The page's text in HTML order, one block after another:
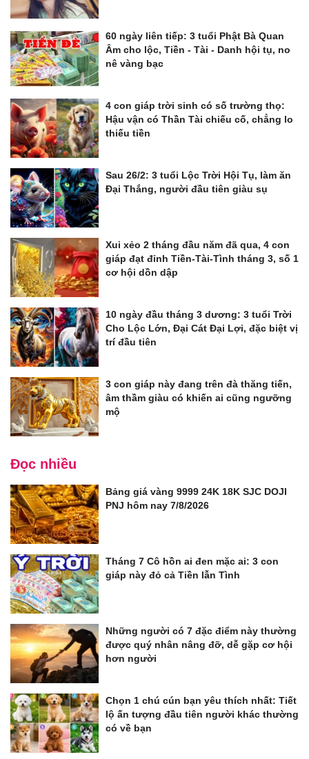
60 ngày liên tiếp: 3 tuổi Phật Bà Quan
Âm cho lộc, Tiền - Tài - Danh hội tụ, no
nê vàng bạc
4 con giáp trời sinh có số trường thọ:
Hậu vận có Thần Tài chiếu cố, chẳng lo
thiếu tiền
Sau 26/2: 3 tuổi Lộc Trời Hội Tụ, làm ăn
Đại Thắng, người đầu tiên giàu sụ
Xui xẻo 2 tháng đầu năm đã qua, 4 con
giáp đạt đỉnh Tiền-Tài-Tình tháng 3, số 1
cơ hội dồn dập
10 ngày đầu tháng 3 dương: 3 tuổi Trời
Cho Lộc Lớn, Đại Cát Đại Lợi, đặc biệt vị
trí đầu tiên
3 con giáp này đang trên đà thăng tiến,
âm thầm giàu có khiến ai cũng ngưỡng
mộ
Đọc nhiều
Bảng giá vàng 9999 24K 18K SJC DOJI
PNJ hôm nay 7/8/2026
Tháng 7 Cô hồn ai đen mặc ai: 3 con
giáp này đỏ cả Tiền lẫn Tình
Những người có 7 đặc điểm này thường
được quý nhân nâng đỡ, dễ gặp cơ hội
hơn người
Chọn 1 chú cún bạn yêu thích nhất: Tiết
lộ ấn tượng đầu tiên người khác thường
có về bạn